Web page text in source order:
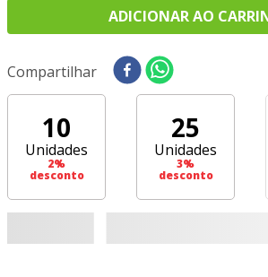
ADICIONAR AO
Compartilhar
10
Unidades
2%
desconto
25
Unidades
3%
desconto